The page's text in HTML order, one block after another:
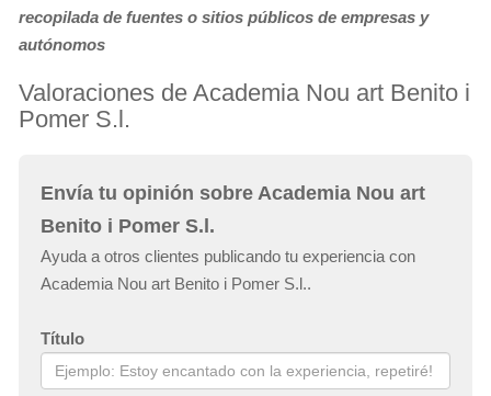
recopilada de fuentes o sitios públicos de empresas y
autónomos
Valoraciones de Academia Nou art Benito i
Pomer S.l.
Envía tu opinión sobre Academia Nou art
Benito i Pomer S.l.
Ayuda a otros clientes publicando tu experiencia con
Academia Nou art Benito i Pomer S.l..
Título